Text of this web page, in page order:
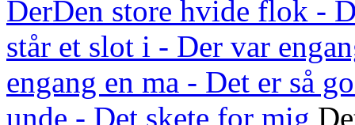
DerDen store hvide flok -
står et slot i - Der var
engang en ma - Det er så
unde - Det skete for mig